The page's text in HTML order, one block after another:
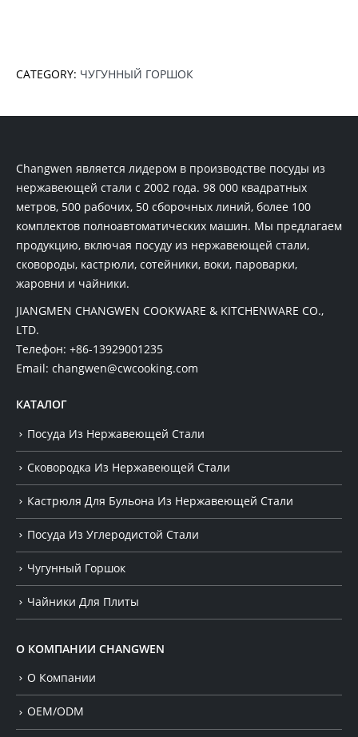
CATEGORY: ЧУГУННЫЙ ГОРШОК
Changwen является лидером в производстве посуды из
нержавеющей стали с 2002 года. 98 000 квадратных
метров, 500 рабочих, 50 сборочных линий, более 100
комплектов полноавтоматических машин. Мы предлагаем
продукцию, включая посуду из нержавеющей стали,
сковороды, кастрюли, сотейники, воки, пароварки,
жаровни и чайники.
JIANGMEN CHANGWEN COOKWARE & KITCHENWARE CO.,
LTD.
Телефон: +86-13929001235
Email: changwen@cwcooking.com
КАТАЛОГ
Посуда Из Нержавеющей Стали
Сковородка Из Нержавеющей Стали
Кастрюля Для Бульона Из Нержавеющей Стали
Посуда Из Углеродистой Стали
Чугунный Горшок
Чайники Для Плиты
О КОМПАНИИ CHANGWEN
О Компании
OEM/ODM